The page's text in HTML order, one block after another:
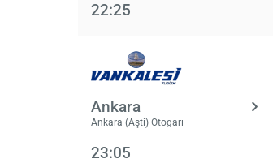
22:25
Ankara
Ankara (Aşti) Otogarı
23:05